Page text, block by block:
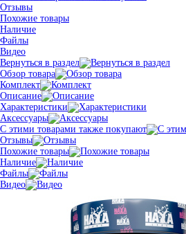
Отзывы
Похожие товары
Наличие
Файлы
Видео
Вернуться в раздел
Обзор товара
Комплект
Описание
Характеристики
Аксессуары
С этими товарами также покупают
Отзывы
Похожие товары
Наличие
Файлы
Видео